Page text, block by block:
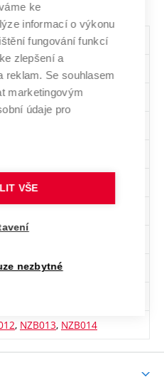
předmětů
,NVB061,NVB062
,NUB021
,NVB064,NVB065
, NZB013, NZB014
ke
informací o výkonu
fungování funkcí
zlepšení a
reklam. Se souhlasem
marketingovým
údaje pro
VŠE
nezbytné